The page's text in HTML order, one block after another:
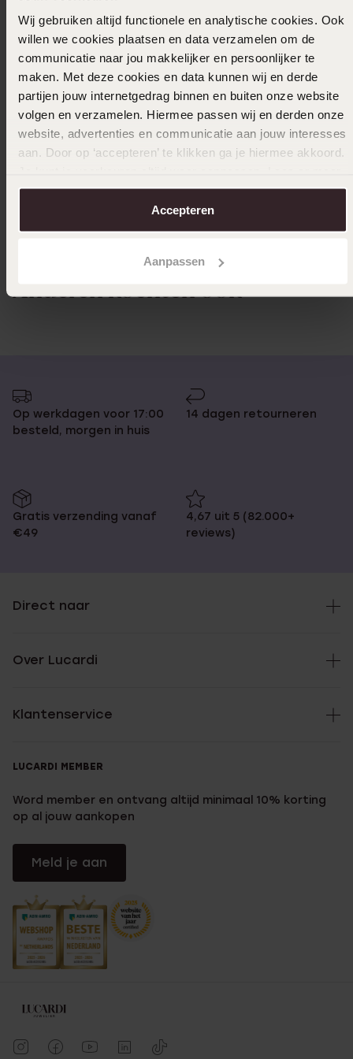
Wij gebruiken altijd functionele en analytische cookies. Ook
willen we cookies plaatsen en data verzamelen om de
communicatie naar jou makkelijker en persoonlijker te
maken. Met deze cookies en data kunnen wij en derde
partijen jouw internetgedrag binnen en buiten onze website
volgen en verzamelen. Hiermee passen wij en derden onze
website, advertenties en communicatie aan jouw interesses
aan. Door op ‘accepteren’ te klikken ga je hiermee akkoord.
over in onscookiebeleid.
Accepteren
Aanpassen
12-02-2024 - N v.
Paste niet en dat staat nergens op uw site
aangegeven.
Ook leuk voor jou
Anderen kochten ook
Op werkdagen voor 17:00
besteld, morgen in huis
14 dagen retourneren
Gratis verzending vanaf
€49
4,67 uit 5 (82.000+
reviews)
Direct naar
Over Lucardi
Klantenservice
LUCARDI MEMBER
Word member en ontvang altijd minimaal 10% korting
op al jouw aankopen
Meld je aan